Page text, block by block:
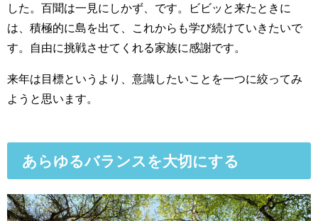
した。百聞は一見にしかず、です。ビビッと来たときに
は、積極的に島を出て、これからも学び続けていきたいで
す。自由に挑戦させてくれる家族に感謝です。
来年は目標というより、意識したいことを一つに絞ってみ
ようと思います。
あらゆるバランスを大切にする